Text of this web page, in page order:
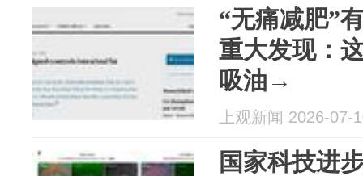
“无痛减肥”
重大发现：
吸油→
上观新闻 2026-07-
国家科技进